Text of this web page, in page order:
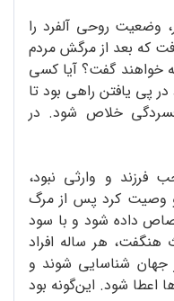
وضعیت روحی آلفرد را
که بعد از مرگش مردم
خواهند گفت؟ آیا کسی
در پی یافتن راهی بود تا
خلاص شود. در
فرزند و وارثی نبود،
وصیت کرد پس از مرگ
داده شود و با سود
هر ساله افراد
جهان شناسایی شوند و
اعطا شود. این‌گونه بود